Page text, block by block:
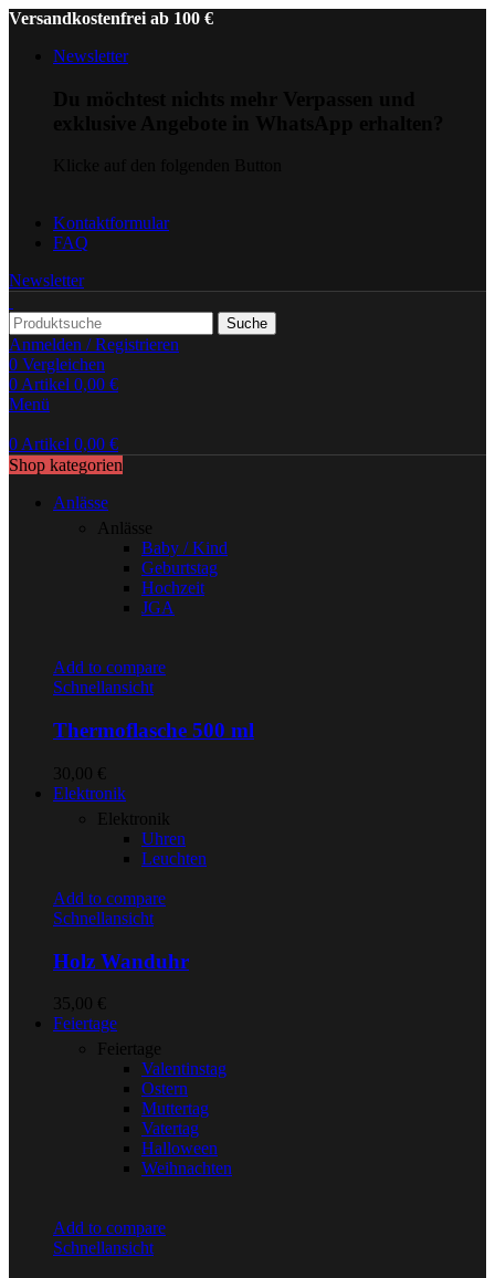
Versandkostenfrei ab 100 €
Newsletter
Kontaktformular
FAQ
Newsletter
Suche
Anmelden / Registrieren
0 Vergleichen
0Artikel 0,00 €
Menü
0Artikel 0,00 €
Shop kategorien
Anlässe
Anlässe
Baby / Kind
Geburtstag
Hochzeit
JGA
Add to compare
Schnellansicht
Thermoflasche 500 ml
30,00 €
Elektronik
Elektronik
Uhren
Leuchten
Add to compare
Schnellansicht
Holz Wanduhr
35,00 €
Feiertage
Feiertage
Valentinstag
Ostern
Muttertag
Vatertag
Halloween
Weihnachten
Add to compare
Schnellansicht